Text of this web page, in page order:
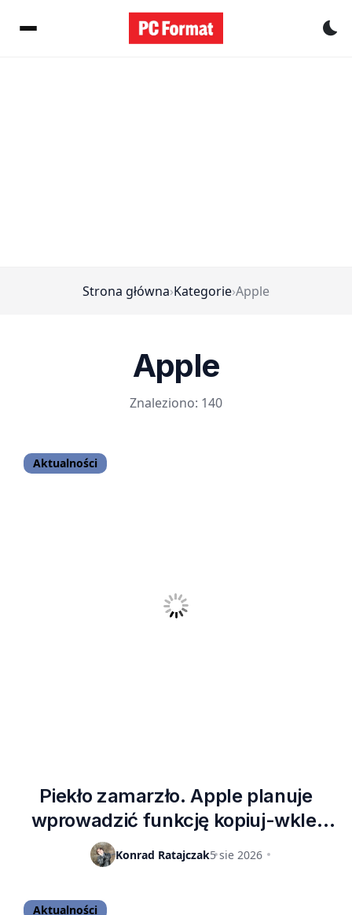
Strona główna›Kategorie›Apple
Apple
Znaleziono: 140
Aktualności
Piekło zamarzło. Apple planuje
wprowadzić funkcję kopiuj-wklej
między telefonami iPhone a
komputerami z Windowsem
Konrad Ratajczak5 sie 2026
Aktualności